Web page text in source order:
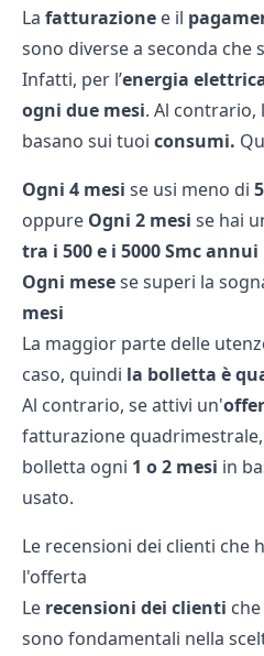
La fatturazione e il
sono diverse a seconda che
Infatti, per l’energia
ogni due mesi. Al
basano sui tuoi consumi.
Ogni 4 mesi se usi meno di
oppure Ogni 2 mesi se hai
tra i 500 e i 5000 Smc annui
Ogni mesese superi la
mesi
La maggior parte delle
caso, quindi la bolletta è
Al contrario, se attivi un'
fatturazione
bolletta ogni 1 o 2 mesi in
usato.
Le recensioni dei clienti che
l'offerta
Le recensioni dei clienti
sono fondamentali nella